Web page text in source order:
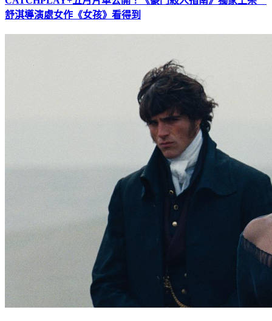
舒淇導演處女作《女孩》看得到